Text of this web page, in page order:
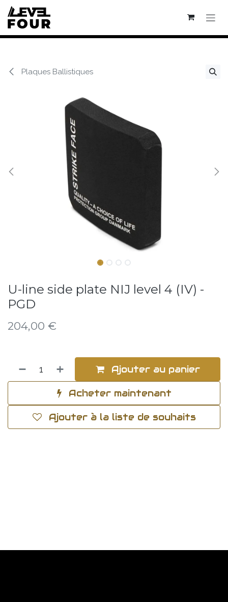
Se rendre au contenu
Plaques Ballistiques
U-line side plate NIJ level 4 (IV) -
PGD
204,00 €
Ajouter au panier
Acheter maintenant
Ajouter à la liste de souhaits